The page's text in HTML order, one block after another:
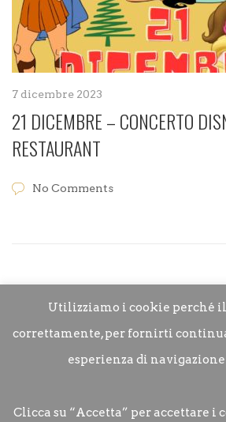
7 dicembre 2023
21 DICEMBRE – CONCERTO
RESTAURANT
No Comments
Utilizziamo i cookie perché
correttamente, per fornirti
esperienza di
Clicca su “Accetta” per accettare i